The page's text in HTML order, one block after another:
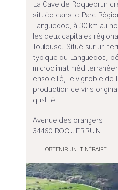
La Cave de Roquebrun
située dans le Parc
Languedoc, à 30 km au
les deux capitales
Toulouse. Situé sur un
typique du Languedoc,
microclimat
ensoleillé, le vignoble de
production de vins
qualité.
Avenue des orangers
34460 ROQUEBRUN
OBTENIR UN ITINÉRAIRE